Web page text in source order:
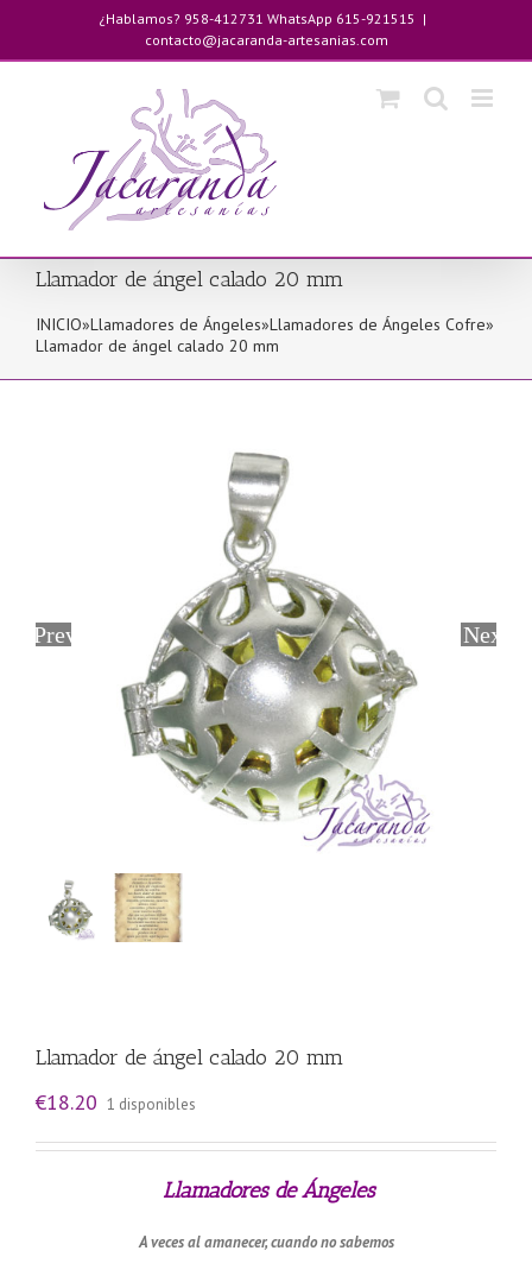
contenido
¿Hablamos? 958-412731 WhatsApp 615-921515 |
contacto@jacaranda-artesanias.com
Llamador de ángel calado 20 mm
INICIO»Llamadores de Ángeles»Llamadores de Ángeles Cofre»
Llamador de ángel calado 20 mm
Previous Next
Llamador de ángel calado 20 mm
€18.20 1 disponibles
Llamadores deÁngeles
A veces al amanecer, cuando no sabemos